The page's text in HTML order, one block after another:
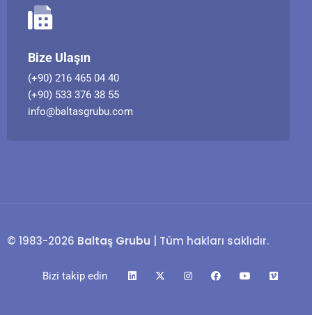
Bize Ulaşın
(+90) 216 465 04 40
(+90) 533 376 38 55
info@baltasgrubu.com
© 1983-2026 Baltaş Grubu | Tüm hakları saklıdır.
Bizi takip edin